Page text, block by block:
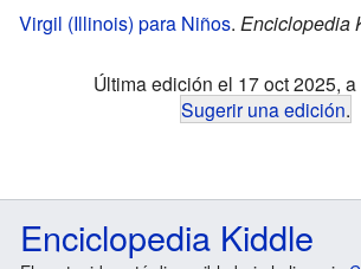
Virgil (Illinois) para Niños. Enciclopedia
Última edición el 17 oct 2025,
Sugerir una edición.
Enciclopedia Kiddle